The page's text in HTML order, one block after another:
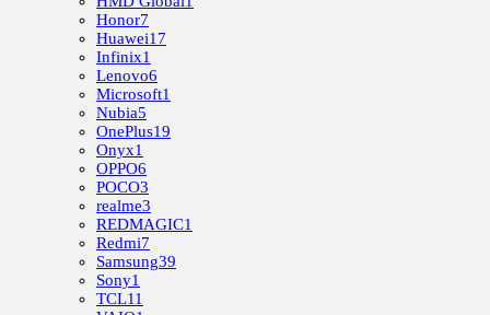
Honor7
Huawei17
Infinix1
Lenovo6
Microsoft1
Nubia5
OnePlus19
Onyx1
OPPO6
POCO3
realme3
REDMAGIC1
Redmi7
Samsung39
Sony1
TCL11